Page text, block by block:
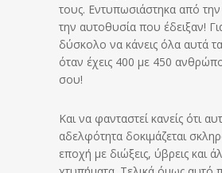
τους. Εντυπωσιάστηκα από
την αυτοθυσία που έδειξαν!
δύσκολο να κάνεις όλα αυτά
όταν έχεις 400 με 450
σου!
Και να φανταστεί κανείς ότι
αδελφότητα δοκιμάζεται
εποχή με διώξεις, ύβρεις και